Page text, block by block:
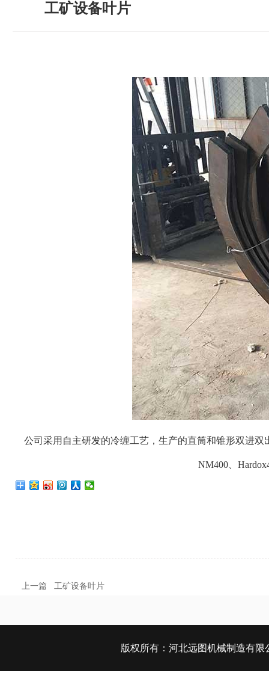
工矿设备叶片
公司采用自主研发的冷缠工艺，生产的直筒和锥形双进
NM400、
上一篇 工矿设备叶片
版权所有： 河北远图机械制造有限